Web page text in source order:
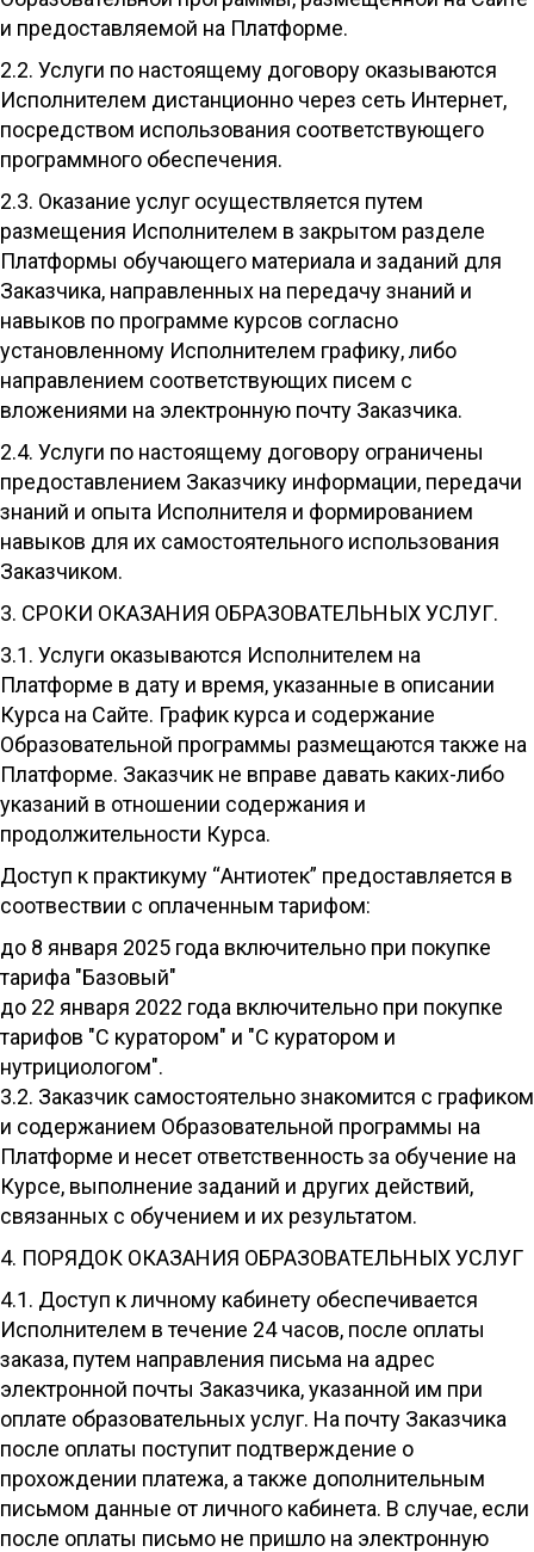
и предоставляемой на Платформе.
2.2. Услуги по настоящему договору оказываются
Исполнителем дистанционно через сеть Интернет,
посредством использования соответствующего
программного обеспечения.
2.3. Оказание услуг осуществляется путем
размещения Исполнителем в закрытом разделе
Платформы обучающего материала и заданий для
Заказчика, направленных на передачу знаний и
навыков по программе курсов согласно
установленному Исполнителем графику, либо
направлением соответствующих писем с
вложениями на электронную почту Заказчика.
2.4. Услуги по настоящему договору ограничены
предоставлением Заказчику информации, передачи
знаний и опыта Исполнителя и формированием
навыков для их самостоятельного использования
Заказчиком.
3. СРОКИ ОКАЗАНИЯ ОБРАЗОВАТЕЛЬНЫХ УСЛУГ.
3.1. Услуги оказываются Исполнителем на
Платформе в дату и время, указанные в описании
Курса на Сайте. График курса и содержание
Образовательной программы размещаются также на
Платформе. Заказчик не вправе давать каких-либо
указаний в отношении содержания и
продолжительности Курса.
Доступ к практикуму “Антиотек” предоставляется в
соотвествии с оплаченным тарифом:
до 8 января 2025 года включительно при покупке
тарифа "Базовый"
до 22 января 2022 года включительно при покупке
тарифов "С куратором" и "С куратором и
нутрициологом".
3.2. Заказчик самостоятельно знакомится с графиком
и содержанием Образовательной программы на
Платформе и несет ответственность за обучение на
Курсе, выполнение заданий и других действий,
связанных с обучением и их результатом.
4. ПОРЯДОК ОКАЗАНИЯ ОБРАЗОВАТЕЛЬНЫХ УСЛУГ
4.1. Доступ к личному кабинету обеспечивается
Исполнителем в течение 24 часов, после оплаты
заказа, путем направления письма на адрес
электронной почты Заказчика, указанной им при
оплате образовательных услуг. На почту Заказчика
после оплаты поступит подтверждение о
прохождении платежа, а также дополнительным
письмом данные от личного кабинета. В случае, если
после оплаты письмо не пришло на электронную